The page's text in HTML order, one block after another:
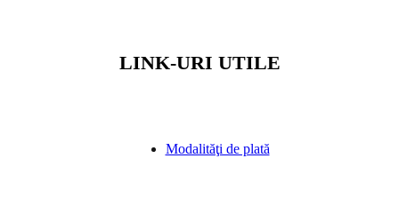
LINK-URI UTILE
Modalităţi de plată